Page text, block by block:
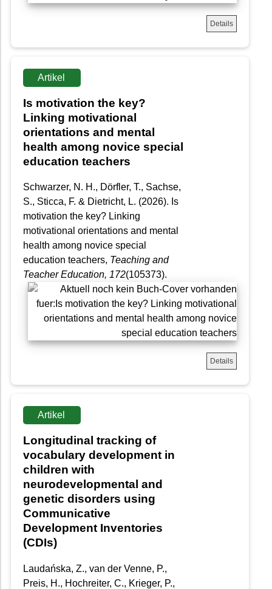
Details
Artikel
Is motivation the key?
Linking motivational
orientations and mental
health among novice special
education teachers
Schwarzer, N. H., Dörfler, T., Sachse,
S., Sticca, F. & Dietricht, L. (2026). Is
motivation the key? Linking
motivational orientations and mental
health among novice special
education teachers, Teaching and
Teacher Education, 172(105373).
Details
Artikel
Longitudinal tracking of
vocabulary development in
children with
neurodevelopmental and
genetic disorders using
Communicative
Development Inventories
(CDIs)
Laudańska, Z., van der Venne, P.,
Preis, H., Hochreiter, C., Krieger, P.,